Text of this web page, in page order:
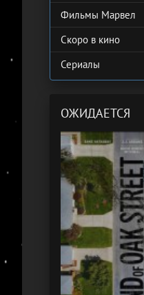
Фильмы Марвел
Скоро в кино
Сериалы
ОЖИДАЕТСЯ